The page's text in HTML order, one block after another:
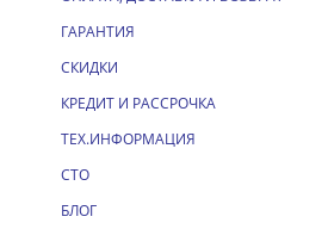
ГАРАНТИЯ
СКИДКИ
КРЕДИТ И РАССРОЧКА
ТЕХ.ИНФОРМАЦИЯ
СТО
БЛОГ